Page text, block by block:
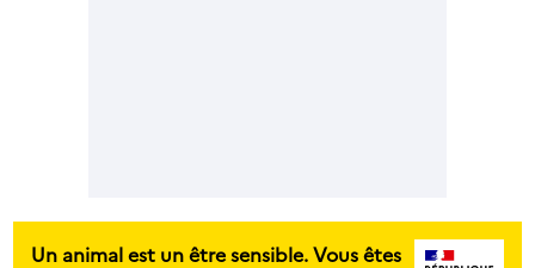
Un animal est un être sensible. Vous êtes